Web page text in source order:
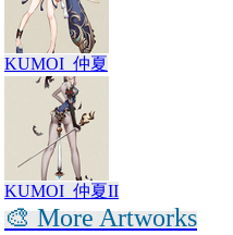
KUMOI_仲夏
KUMOI_仲夏II
🎨 More Artworks